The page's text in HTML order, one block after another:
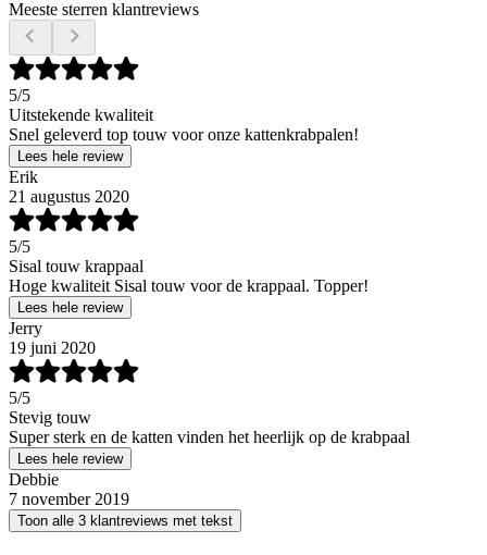
Meeste sterren klantreviews
5/5
Uitstekende kwaliteit
Snel geleverd top touw voor onze kattenkrabpalen!
Lees hele review
Erik
21 augustus 2020
5/5
Sisal touw krappaal
Hoge kwaliteit Sisal touw voor de krappaal. Topper!
Lees hele review
Jerry
19 juni 2020
5/5
Stevig touw
Super sterk en de katten vinden het heerlijk op de krabpaal
Lees hele review
Debbie
7 november 2019
Toon alle 3 klantreviews met tekst